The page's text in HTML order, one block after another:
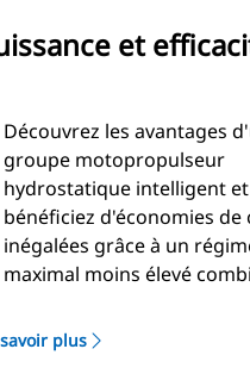
et
Découvrez les avantages
groupe motopropulseur
hydrostatique intelligent et
bénéficiez d'économies
inégalées grâce à un
maximal moins élevé
auto. Il fournit de série un
rendement énergétique
plus